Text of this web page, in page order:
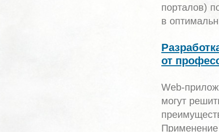
порталов)
в
от
Web-
могут
Применение